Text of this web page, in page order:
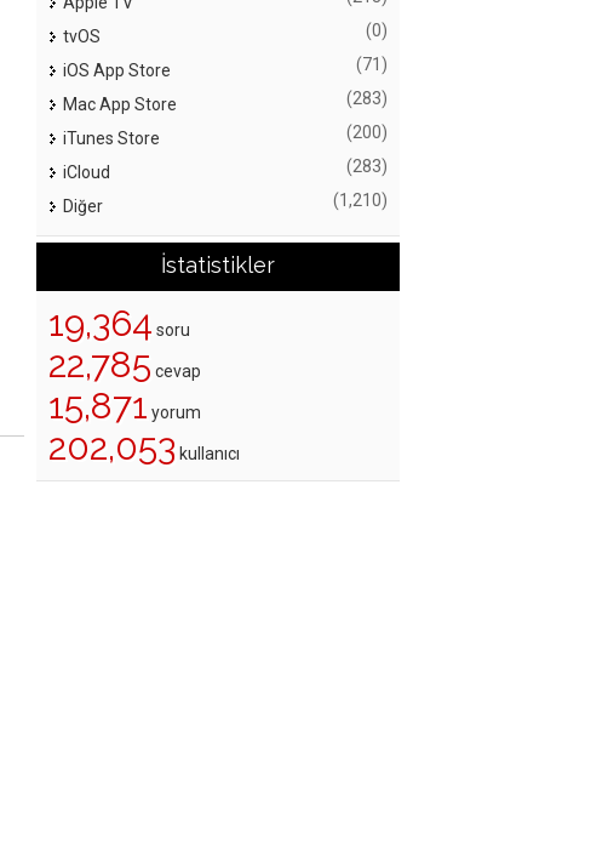
tvOS (0)
iOS App Store (71)
Mac App Store (283)
iTunes Store (200)
iCloud (283)
Diğer (1,210)
İstatistikler
19,364 soru
22,785 cevap
15,871 yorum
202,053 kullanıcı